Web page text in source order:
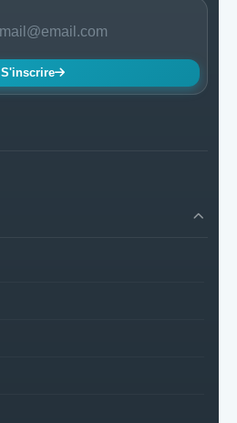
S'inscrire